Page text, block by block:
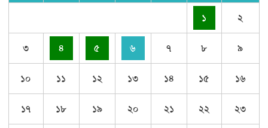
১ ২
৩ ৪ ৫ ৬ ৭ ৮ ৯
১০ ১১ ১২ ১৩ ১৪ ১৫ ১৬
১৭ ১৮ ১৯ ২০ ২১ ২২ ২৩